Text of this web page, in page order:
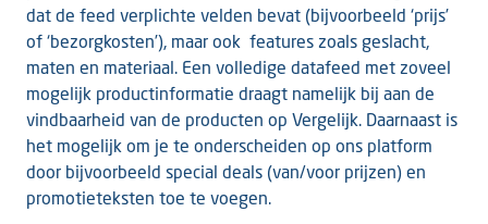
dat de feed verplichte velden bevat (bijvoorbeeld ‘prijs’
of ‘bezorgkosten’), maar ook features zoals geslacht,
maten en materiaal. Een volledige datafeed met zoveel
mogelijk productinformatie draagt namelijk bij aan de
vindbaarheid van de producten op Vergelijk. Daarnaast is
het mogelijk om je te onderscheiden op ons platform
door bijvoorbeeld special deals (van/voor prijzen) en
promotieteksten toe te voegen.